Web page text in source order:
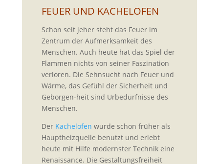
FEUER UND KACHELOFEN
Schon seit jeher steht das Feuer im
Zentrum der Aufmerksamkeit des
Menschen. Auch heute hat das Spiel der
Flammen nichts von seiner Faszination
verloren. Die Sehnsucht nach Feuer und
Wärme, das Gefühl der Sicherheit und
Geborgen-heit sind Urbedürfnisse des
Menschen.
Der Kachelofen wurde schon früher als
Hauptheizquelle benutzt und erlebt
heute mit Hilfe modernster Technik eine
Renaissance. Die Gestaltungsfreiheit